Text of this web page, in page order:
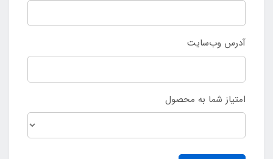
آدرس وب‌سایت
امتیاز شما به محصول